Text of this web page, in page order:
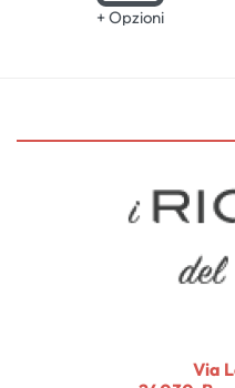
+ Opzioni
Via